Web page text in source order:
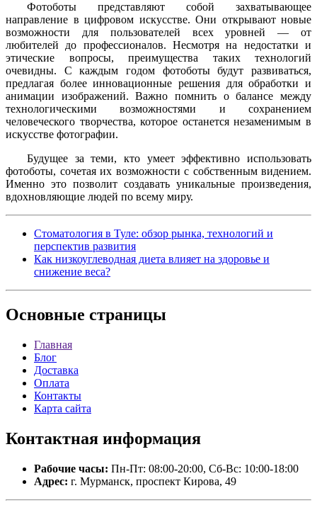
Фотоботы представляют собой захватывающее
направление в цифровом искусстве. Они открывают новые
возможности для пользователей всех уровней — от
любителей до профессионалов. Несмотря на недостатки и
этические вопросы, преимущества таких технологий
очевидны. С каждым годом фотоботы будут развиваться,
предлагая более инновационные решения для обработки и
анимации изображений. Важно помнить о балансе между
технологическими возможностями и сохранением
человеческого творчества, которое останется незаменимым в
искусстве фотографии.
Будущее за теми, кто умеет эффективно использовать
фотоботы, сочетая их возможности с собственным видением.
Именно это позволит создавать уникальные произведения,
вдохновляющие людей по всему миру.
Стоматология в Туле: обзор рынка, технологий и
перспектив развития
Как низкоуглеводная диета влияет на здоровье и
снижение веса?
Основные страницы
Главная
Блог
Доставка
Оплата
Контакты
Карта сайта
Контактная информация
Рабочие часы: Пн-Пт: 08:00-20:00, Сб-Вс: 10:00-18:00
Адрес: г. Мурманск, проспект Кирова, 49